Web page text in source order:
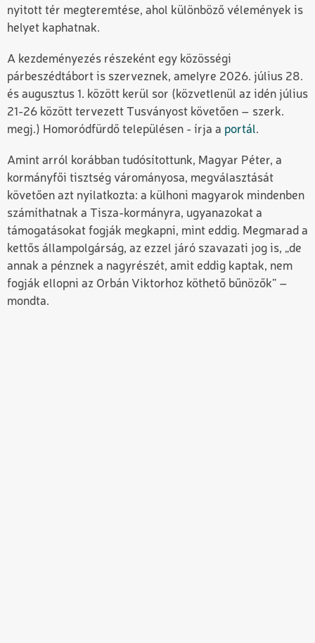
nyitott tér megteremtése, ahol különböző vélemények is
helyet kaphatnak.
A kezdeményezés részeként egy közösségi
párbeszédtábort is szerveznek, amelyre 2026. július 28.
és augusztus 1. között kerül sor (közvetlenül az idén július
21-26 között tervezett Tusványost követően – szerk.
megj.) Homoródfürdő településen - írja a portál.
Amint arról korábban tudósítottunk, Magyar Péter, a
kormányfői tisztség várományosa, megválasztását
követően azt nyilatkozta: a külhoni magyarok mindenben
számíthatnak a Tisza-kormányra, ugyanazokat a
támogatásokat fogják megkapni, mint eddig. Megmarad a
kettős állampolgárság, az ezzel járó szavazati jog is, „de
annak a pénznek a nagyrészét, amit eddig kaptak, nem
fogják ellopni az Orbán Viktorhoz köthető bűnözők” –
mondta.